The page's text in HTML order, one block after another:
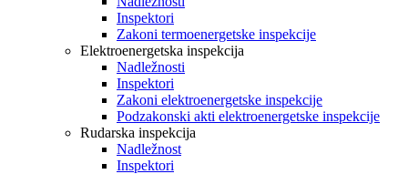
Inspektori
Zakoni termoenergetske inspekcije
Elektroenergetska inspekcija
Nadležnosti
Inspektori
Zakoni elektroenergetske inspekcije
Podzakonski akti elektroenergetske inspekcije
Rudarska inspekcija
Nadležnost
Inspektori